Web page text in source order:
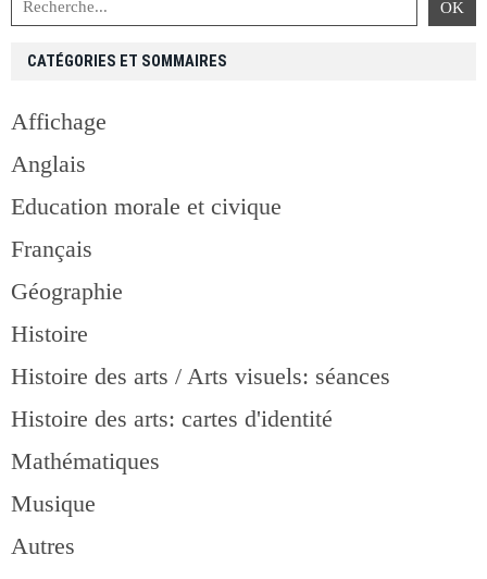
CATÉGORIES ET SOMMAIRES
Affichage
Anglais
Education morale et civique
Français
Géographie
Histoire
Histoire des arts / Arts visuels: séances
Histoire des arts: cartes d'identité
Mathématiques
Musique
Autres